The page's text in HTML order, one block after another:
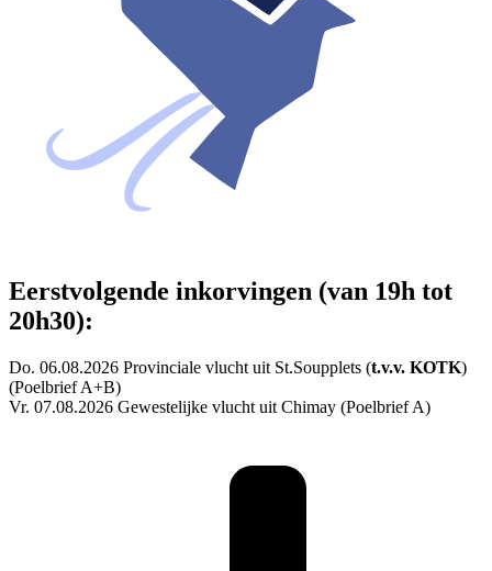
Eerstvolgende inkorvingen (van 19h tot
20h30):
Do. 06.08.2026 Provinciale vlucht uit St.Soupplets (t.v.v. KOTK)
(Poelbrief A+B)
Vr. 07.08.2026 Gewestelijke vlucht uit Chimay (Poelbrief A)